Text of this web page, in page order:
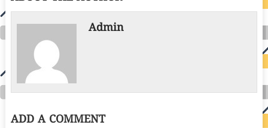
Admin
ADD A COMMENT